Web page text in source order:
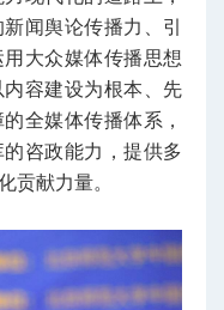
闻舆论传播力、引
大众媒体传播思想
容建设为根本、先
全媒体传播体系，
咨政能力，提供多
贡献力量。